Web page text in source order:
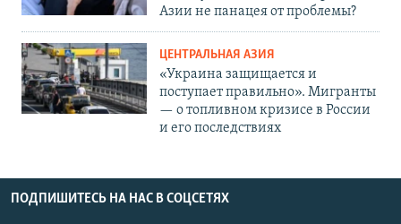
Азии не панацея от проблемы?
ЦЕНТРАЛЬНАЯ АЗИЯ
«Украина защищается и
поступает правильно». Мигранты
— о топливном кризисе в России
и его последствиях
ПОДПИШИТЕСЬ НА НАС В СОЦСЕТЯХ